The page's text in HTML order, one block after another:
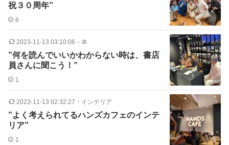
祝３０周年”
8
2023-11-13 03:10:06 ・ 本
”何を読んでいいかわからない時は、書店
員さんに聞こう！”
1
2023-11-13 02:32:27 ・ インテリア
”よく考えられてるハンズカフェのインテ
リア”
1